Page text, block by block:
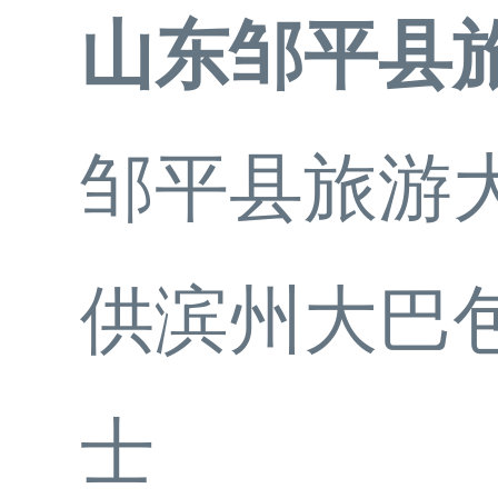
山东邹平县
邹平县旅游
供滨州大巴
士